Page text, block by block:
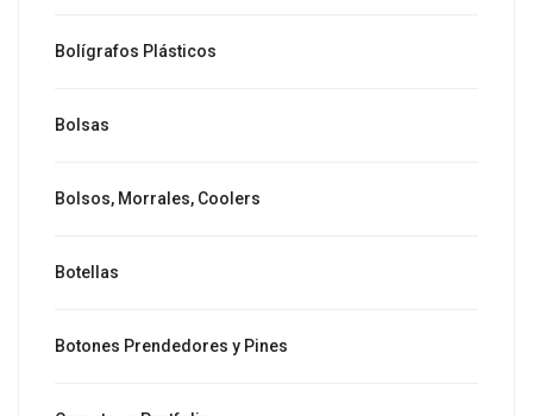
Bolígrafos Plásticos
Bolsas
Bolsos, Morrales, Coolers
Botellas
Botones Prendedores y Pines